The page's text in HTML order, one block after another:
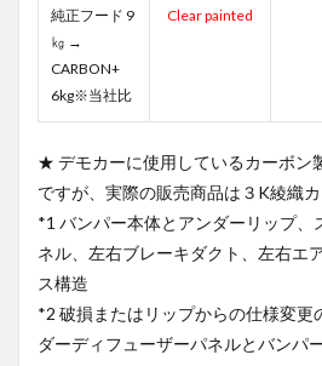
純正フード 9
㎏ →
CARBON+
6kg※当社比
Clear painted
★ デモカーに使用しているカーボン
ですが、実際の販売商品は３K綾織カ
*1 バンパー本体とアンダーリップ、
ネル、左右ブレーキダクト、左右エ
ス構造
*2 破損またはリップからの仕様変更
ダーディフューザーパネルとバンパ